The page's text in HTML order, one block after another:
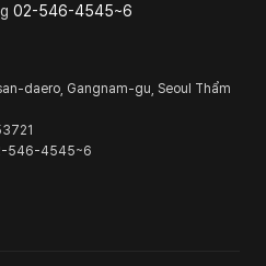
02-546-4545~6
daero, Gangnam-gu, Seoul Thẩm
546-4545~6